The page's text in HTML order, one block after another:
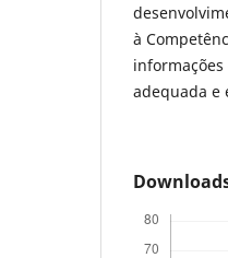
à
adequada e